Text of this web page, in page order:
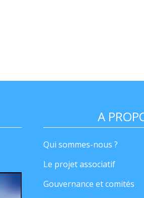
A
Qui sommes-nous ?
Le projet associatif
Gouvernance et comités